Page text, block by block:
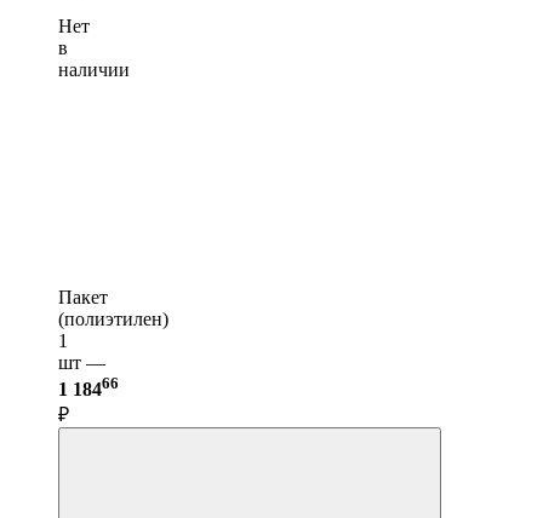
Нет
в
наличии
Пакет
(полиэтилен)
1
шт —
1 18466
₽